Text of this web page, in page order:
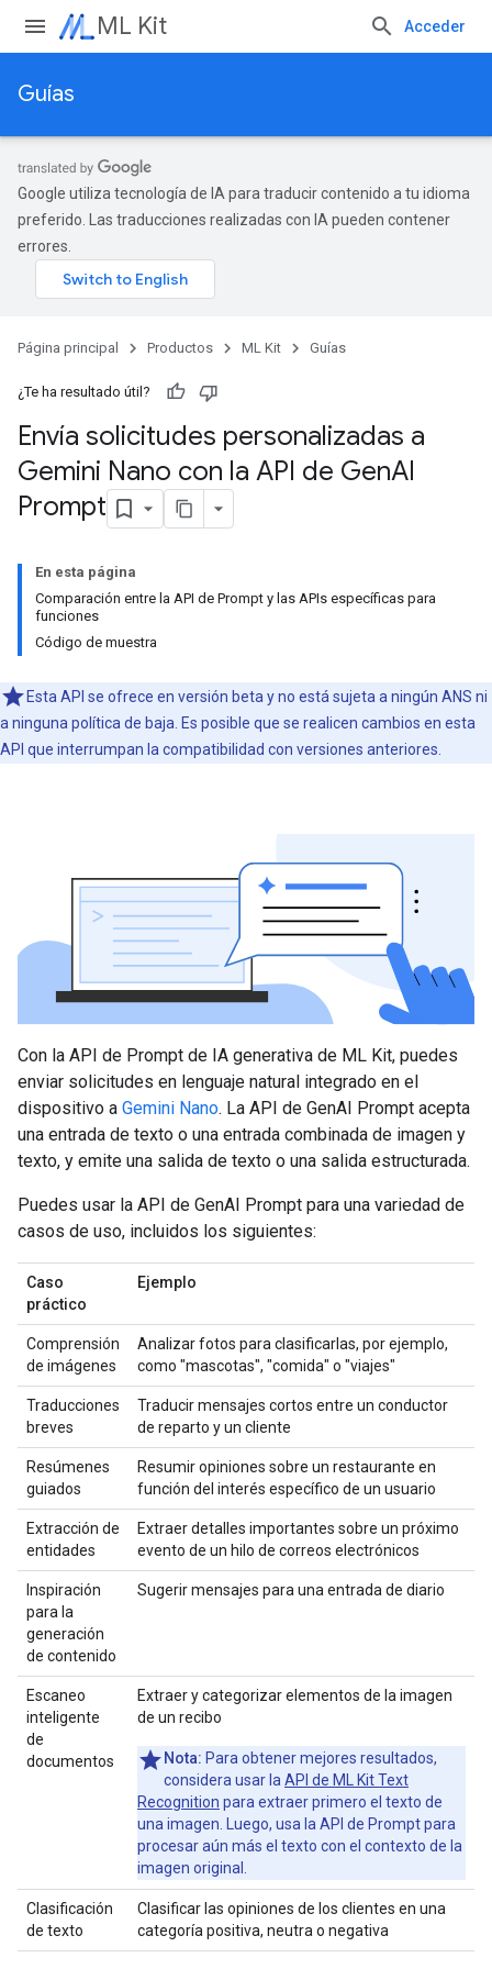
ML Kit Acceder
Guías
Google utiliza tecnología de IA para traducir contenido a tu idioma
preferido. Las traducciones realizadas con IA pueden contener
errores.
Página principal Productos ML Kit Guías
¿Te ha resultado útil?
Envía solicitudes personalizadas a
Gemini Nano con la API de GenAI
Prompt
En esta página
Comparación entre la API de Prompt y las APIs específicas para
funciones
Código de muestra
Esta API se ofrece en versión beta y no está sujeta a ningún ANS ni
a ninguna política de baja. Es posible que se realicen cambios en esta
API que interrumpan la compatibilidad con versiones anteriores.
Con la API de Prompt de IA generativa de ML Kit, puedes
enviar solicitudes en lenguaje natural integrado en el
dispositivo a Gemini Nano. La API de GenAI Prompt acepta
una entrada de texto o una entrada combinada de imagen y
texto, y emite una salida de texto o una salida estructurada.
Puedes usar la API de GenAI Prompt para una variedad de
casos de uso, incluidos los siguientes:
Caso
práctico
Ejemplo
Comprensión
de imágenes
Analizar fotos para clasificarlas, por ejemplo,
como "mascotas", "comida" o "viajes"
Traducciones
breves
Traducir mensajes cortos entre un conductor
de reparto y un cliente
Resúmenes
guiados
Resumir opiniones sobre un restaurante en
función del interés específico de un usuario
Extracción de
entidades
Extraer detalles importantes sobre un próximo
evento de un hilo de correos electrónicos
Inspiración
para la
generación
de contenido
Sugerir mensajes para una entrada de diario
Escaneo
inteligente
de
documentos
Extraer y categorizar elementos de la imagen
de un recibo
Nota: Para obtener mejores resultados,
considera usar laAPI de ML Kit Text
Recognition para extraer primero el texto de
una imagen. Luego, usa la API de Prompt para
procesar aún más el texto con el contexto de la
imagen original.
Clasificación
de texto
Clasificar las opiniones de los clientes en una
categoría positiva, neutra o negativa